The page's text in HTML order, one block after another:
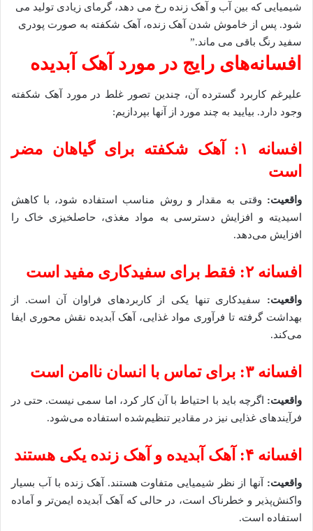
شیمیایی که بین آب و آهک زنده رخ می دهد، گرمای زیادی تولید می
شود. پس از خاموش شدن آهک زنده، آهک شکفته به صورت پودری
سفید رنگ باقی می ماند.”
افسانه‌های رایج در مورد آهک آبدیده
علیرغم کاربرد گسترده آن، چندین تصور غلط در مورد آهک شکفته
وجود دارد. بیایید به چند مورد از آنها بپردازیم:
افسانه ۱: آهک شکفته برای گیاهان مضر
است
واقعیت: وقتی به مقدار و روش مناسب استفاده شود، با کاهش
اسیدیته و افزایش دسترسی به مواد مغذی، حاصلخیزی خاک را
افزایش می‌دهد.
افسانه ۲: فقط برای سفیدکاری مفید است
واقعیت: سفیدکاری تنها یکی از کاربردهای فراوان آن است. از
بهداشت گرفته تا فرآوری مواد غذایی، آهک آبدیده نقش محوری ایفا
می‌کند.
افسانه ۳: برای تماس با انسان ناامن است
واقعیت: اگرچه باید با احتیاط با آن کار کرد، اما سمی نیست. حتی در
فرآیندهای غذایی نیز در مقادیر تنظیم‌شده استفاده می‌شود.
افسانه ۴: آهک آبدیده و آهک زنده یکی هستند
واقعیت: آنها از نظر شیمیایی متفاوت هستند. آهک زنده با آب بسیار
واکنش‌پذیر و خطرناک است، در حالی که آهک آبدیده ایمن‌تر و آماده
استفاده است.